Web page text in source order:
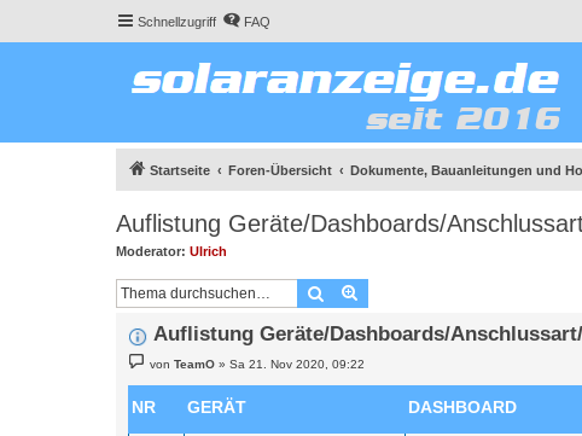
Schnellzugriff FAQ
Startseite Foren-Übersicht Dokumente, Bauanleitungen und
Auflistung Geräte/Dashboards/
Moderator: Ulrich
Suche
Auflistung Geräte/Dashboards/
e
i
t
r
vonTeamO »Sa 21. Nov 2020, 09:22
NR GERÄT DASHBOARD